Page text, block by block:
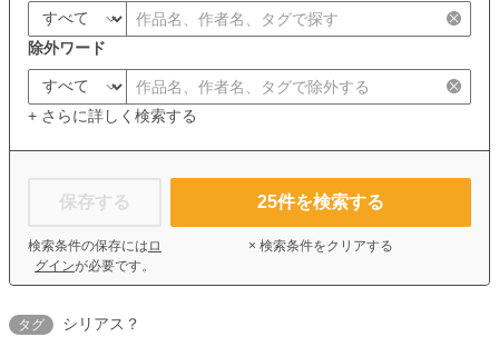
除外ワード
+ さらに詳しく検索する
保存する
検索条件の保存には ロ
グインが必要です。
25件を検索する
× 検索条件をクリアする
タグ シリアス？